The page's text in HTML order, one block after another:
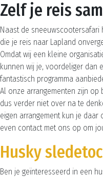
Zelf je reis
Naast de sneeuwscootersafari
die je reis naar Lapland
Omdat wij een kleine
kunnen wij je, voordeliger dan
fantastisch programma
Al onze arrangementen zijn op
dus verder niet over na te
eigen arrangement kun je
even contact met ons op om
Husky
Ben je geïnteresseerd in een